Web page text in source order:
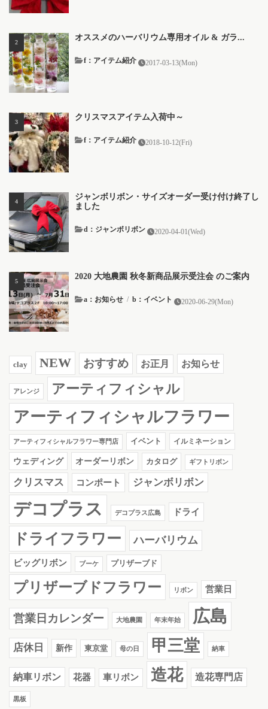
オススメのハーバリウム専用オイル & ガラ...
2017-03-13(Mon)
f：アイテム紹介
クリスマスアイテム入荷中～
2018-10-12(Fri)
f：アイテム紹介
ジャンボリボン・サイズオーダー受け付け終了し
ました
2020-04-01(Wed)
d：ジャンボリボン
2020 大地農園 秋冬新商品展示受注会 のご案内
2020-06-29(Mon)
a：お知らせ / b：イベント
clay NEW おすすめ お正月 お知らせ
アレンジ アーティフィシャル
アーティフィシャルフラワー
アーティフィシャルフラワー専門店 イベント イルミネーション
ウェディング オーダーリボン カタログ ギフトリボン
クリスマス コンポート ジャンボリボン
デコプラス デコプラス広島 ドライ
ドライフラワー ハーバリウム
ビッグリボン ブーケ プリザーブド
プリザーブドフラワー リボン 営業日
営業日カレンダー 大地農園 年末年始 広島
店休日 新作 東京堂 母の日 甲三堂 納車
納車リボン 花器 車リボン 造花 造花専門店
黒板